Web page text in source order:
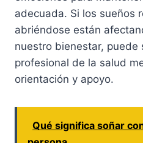
adecuada. Si los sueños
abriéndose están
nuestro bienestar, puede
profesional de la salud
orientación y apoyo.
Qué significa soñar